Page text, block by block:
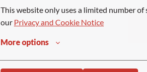
This website only uses a limited number
our Privacy and Cookie Notice
More options